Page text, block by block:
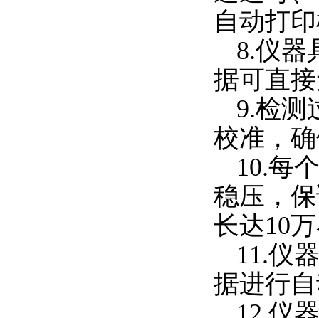
自动打
8.仪器
据可直
9.检测
校准，
10.每
稳压，
长达10
11.仪
据进行